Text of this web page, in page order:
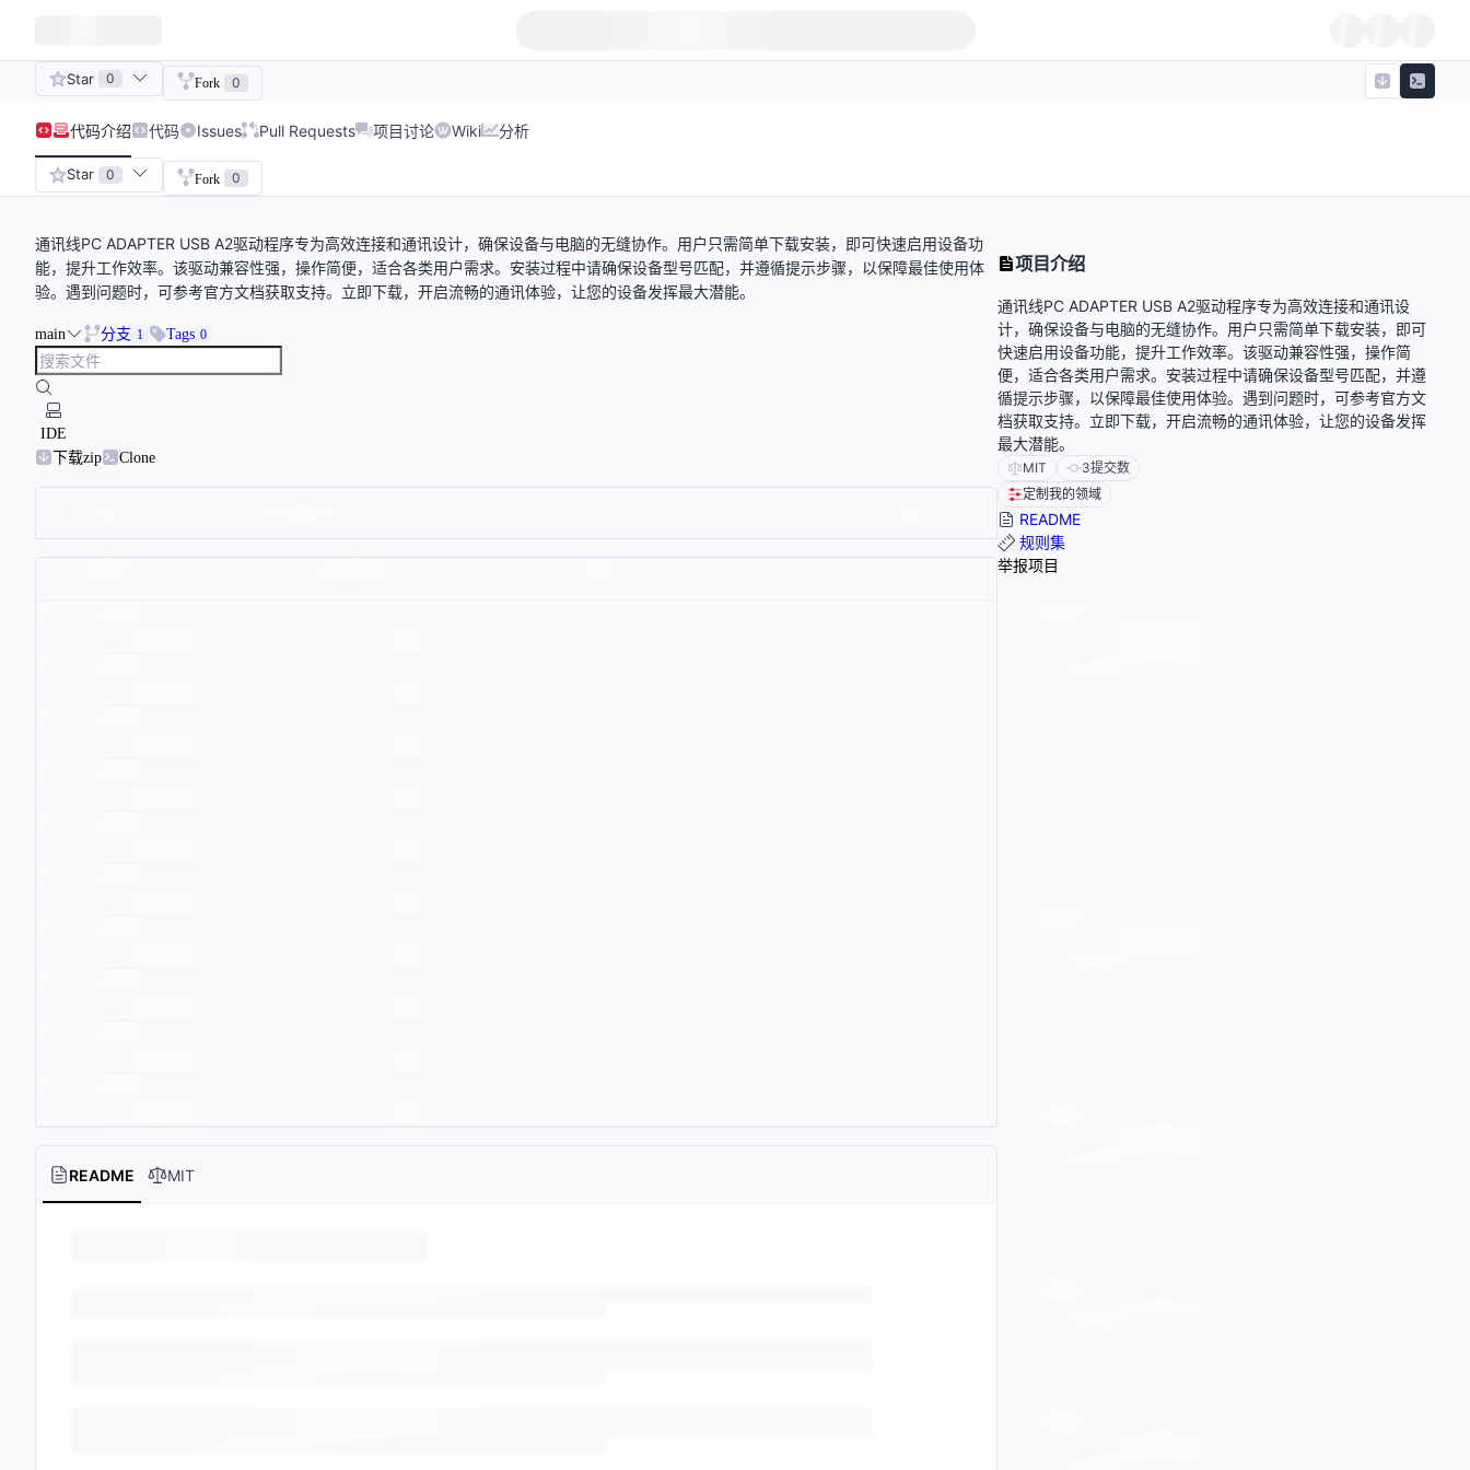
Star 0 Fork 0
代码介绍 代码 Issues Pull Requests 项目讨论 Wiki 分析
Star 0 Fork 0
通讯线PC ADAPTER USB A2驱动程序专为高效连接和通讯设计，确保设备与电脑的无缝协作。用户只需简单下载安装，即可快速启用设备功
能，提升工作效率。该驱动兼容性强，操作简便，适合各类用户需求。安装过程中请确保设备型号匹配，并遵循提示步骤，以保障最佳使用体
验。遇到问题时，可参考官方文档获取支持。立即下载，开启流畅的通讯体验，让您的设备发挥最大潜能。
main 分支 1 Tags 0
IDE
下载zip
Clone
README MIT
项目介绍
通讯线PC ADAPTER USB A2驱动程序专为高效连接和通讯设
计，确保设备与电脑的无缝协作。用户只需简单下载安装，即可
快速启用设备功能，提升工作效率。该驱动兼容性强，操作简
便，适合各类用户需求。安装过程中请确保设备型号匹配，并遵
循提示步骤，以保障最佳使用体验。遇到问题时，可参考官方文
档获取支持。立即下载，开启流畅的通讯体验，让您的设备发挥
最大潜能。
MIT 3提交数
定制我的领域
README
规则集
举报项目